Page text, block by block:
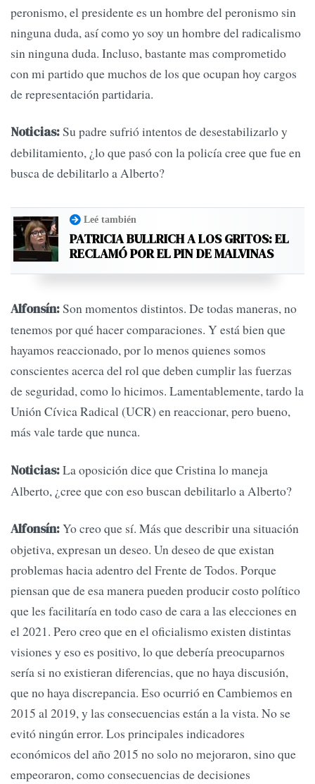
peronismo, el presidente es un hombre del peronismo sin
ninguna duda, así como yo soy un hombre del radicalismo
sin ninguna duda. Incluso, bastante mas comprometido
con mi partido que muchos de los que ocupan hoy cargos
de representación partidaria.
Noticias:Su padre sufrió intentos de desestabilizarlo y
debilitamiento, ¿lo que pasó con la policía cree que fue en
busca de debilitarlo a Alberto?
Leé también
PATRICIA BULLRICH A LOS GRITOS: EL
RECLAMÓ POR EL PIN DE MALVINAS
Alfonsín:Son momentos distintos. De todas maneras, no
tenemos por qué hacer comparaciones. Y está bien que
hayamos reaccionado, por lo menos quienes somos
conscientes acerca del rol que deben cumplir las fuerzas
de seguridad, como lo hicimos. Lamentablemente, tardo la
Unión Cívica Radical (UCR) en reaccionar, pero bueno,
más vale tarde que nunca.
Noticias:La oposición dice que Cristina lo maneja
Alberto, ¿cree que con eso buscan debilitarlo a Alberto?
Alfonsín:Yo creo que sí. Más que describir una situación
objetiva, expresan un deseo. Un deseo de que existan
problemas hacia adentro del Frente de Todos. Porque
piensan que de esa manera pueden producir costo político
que les facilitaría en todo caso de cara a las elecciones en
el 2021. Pero creo que en el oficialismo existen distintas
visiones y eso es positivo, lo que debería preocuparnos
sería si no existieran diferencias, que no haya discusión,
que no haya discrepancia. Eso ocurrió en Cambiemos en
2015 al 2019, y las consecuencias están a la vista. No se
evitó ningún error. Los principales indicadores
económicos del año 2015 no solo no mejoraron, sino que
empeoraron, como consecuencias de decisiones